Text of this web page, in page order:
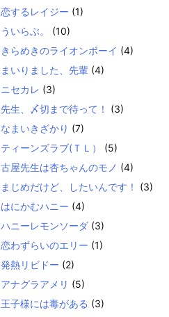
恋するレイジー (1)
ういらぶ。
(10)
きらめきのライオンボーイ (4)
まいりました、先輩 (4)
ニセカレ (3)
先生、〆切まで待って！
(3)
なまいきざかり (7)
ティーンズラブ(ＴＬ）
(5)
古屋先生は杏ちゃんのモノ (4)
まじめだけど、したいんです！
(3)
はにかむハニー (4)
ハニーレモンソーダ (3)
恋わずらいのエリー (1)
発熱リビドー (2)
アナグラアメリ (5)
王子様には毒がある (3)